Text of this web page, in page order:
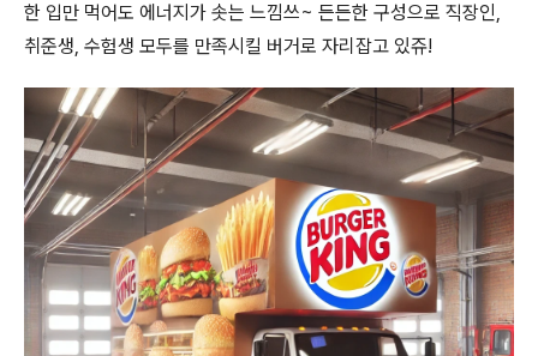
한 입만 먹어도 에너지가 솟는 느낌쓰~ 든든한 구성으로 직장인,
취준생, 수험생 모두를 만족시킬 버거로 자리잡고 있쥬!